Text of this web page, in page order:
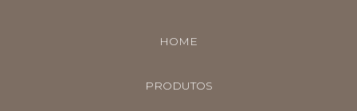
HOME
PRODUTOS